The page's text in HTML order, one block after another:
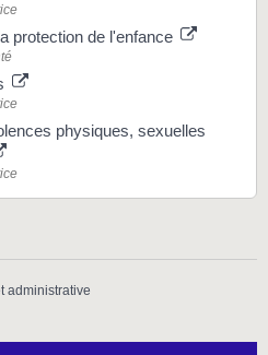
protection de l'enfance
physiques, sexuelles
administrative